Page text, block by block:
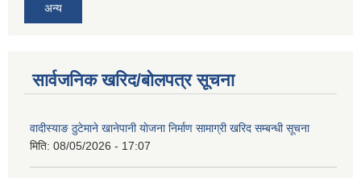
अन्य
सार्वजनिक खरिद/बोलपत्र सूचना
वादीस्याङ ठुटेमाने खानेपानी याेजना निर्माण सामाग्री खरिद सम्बन्धी सूचना
मिति: 08/05/2026 - 17:07